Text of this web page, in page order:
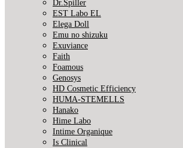
Dr.Spiller
EST Labo EL
Elega Doll
Emu no shizuku
Exuviance
Faith
Foamous
Genosys
HD Cosmetic Efficiency
HUMA-STEMELLS
Hanako
Hime Labo
Intime Organique
Is Clinical